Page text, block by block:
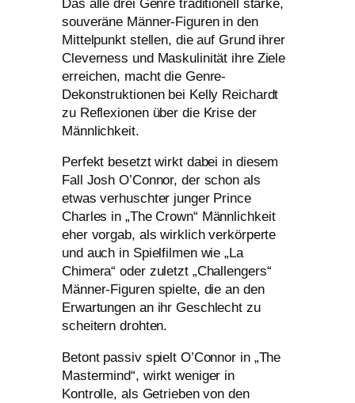
Das alle drei Genre tra­di­tio­nell star­ke,
sou­ve­rä­ne Männer-Figuren in den
Mittelpunkt stel­len, die auf Grund ihrer
Cleverness und Maskulinität ihre Ziele
errei­chen, macht die Genre-
Dekonstruktionen bei Kelly Reichardt
zu Reflexionen über die Krise der
Männlichkeit.
Perfekt besetzt wirkt dabei in die­sem
Fall Josh O’Connor, der schon als
etwas ver­husch­ter jun­ger Prince
Charles in „The Crown“ Männlichkeit
eher vor­gab, als wirk­lich ver­kör­per­te
und auch in Spielfilmen wie „La
Chimera“ oder zuletzt „Challengers“
Männer-Figuren spiel­te, die an den
Erwartungen an ihr Geschlecht zu
schei­tern drohten.
Betont pas­siv spielt O’Connor in „The
Mastermind“, wirkt weni­ger in
Kontrolle, als Getrieben von den